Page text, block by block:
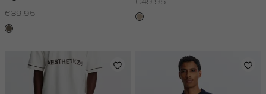
€39.95
lichtbruin
kit,